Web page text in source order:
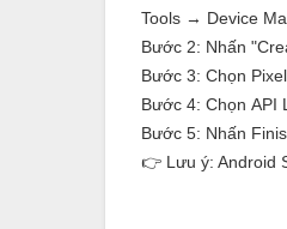
Tools → Device
Bước 2: Nhấn
Bước 3: Chọn
Bước 4: Chọn API
Bước 5: Nhấn
👉 Lưu ý: Android